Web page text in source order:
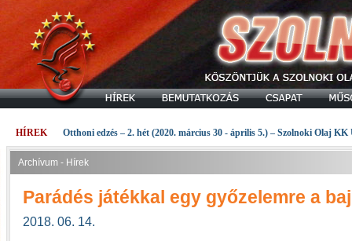
HÍREK Otthoni edzés – 2. hét (2020. március 30 - április 5.) – Szolnoki Olaj KK
Archívum - Hírek
Parádés játékkal egy győzelemre a
2018. 06. 14.